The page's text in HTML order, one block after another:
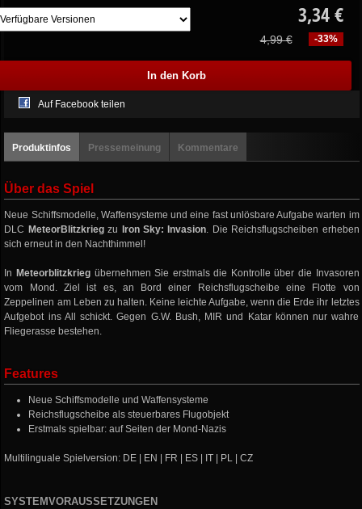
3,34 €
-33%
4,99 €
Auf Facebook teilen
Produktinfos Pressemeinung Kommentare
Über das Spiel
Neue Schiffsmodelle, Waffensysteme und eine fast unlösbare Aufgabe warten im
DLC MeteorBlitzkriegzu Iron Sky: Invasion. Die Reichsflugscheiben erheben
sich erneut in den Nachthimmel!
In Meteorblitzkrieg übernehmen Sie erstmals die Kontrolle über die Invasoren
vom Mond. Ziel ist es, an Bord einer Reichsflugscheibe eine Flotte von
Zeppelinen am Leben zu halten. Keine leichte Aufgabe, wenn die Erde ihr letztes
Aufgebot ins All schickt. Gegen G.W. Bush, MIR und Katar können nur wahre
Fliegerasse bestehen.
Features
Neue Schiffsmodelle und Waffensysteme
Reichsflugscheibe als steuerbares Flugobjekt
Erstmals spielbar: auf Seiten der Mond-Nazis
Multilinguale Spielversion: DE | EN | FR | ES | IT | PL | CZ
SYSTEMVORAUSSETZUNGEN